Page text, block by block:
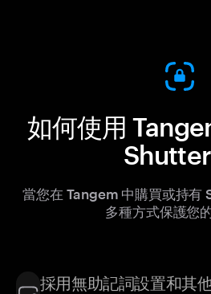
如何使用
Shutter
當您在 Tangem 中購買或持有
多種方式保護您
採用無助記詞設置和其